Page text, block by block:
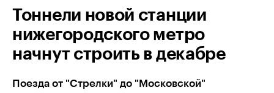
Тоннели новой станции
нижегородского метро
начнут строить в декабре
Поезда от "Стрелки" до "Московской"